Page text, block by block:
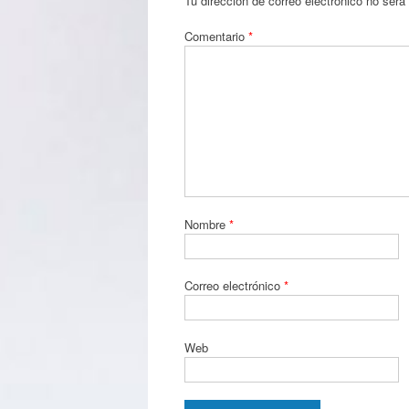
Comentario *
Nombre *
Correo electrónico *
Web